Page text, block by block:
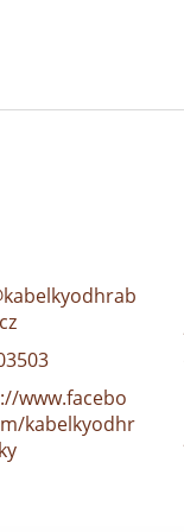
kabelkyodhrab
www.facebo
kabelkyodhr